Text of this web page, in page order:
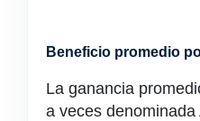
Beneficio promedio
La ganancia
a veces